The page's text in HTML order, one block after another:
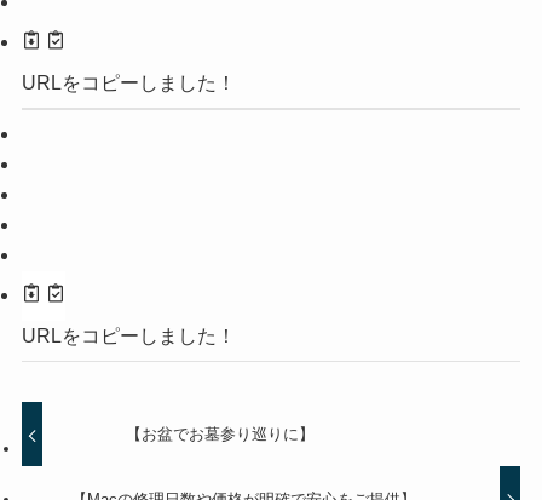
URLをコピーしました！
URLをコピーしました！
【お盆でお墓参り巡りに】